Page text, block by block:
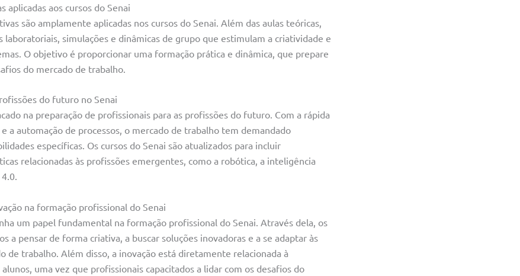
aplicadas aos cursos do Senai
são amplamente aplicadas nos cursos do Senai. Além das aulas teóricas,
laboratoriais, simulações e dinâmicas de grupo que estimulam a criatividade e
O objetivo é proporcionar uma formação prática e dinâmica, que prepare
do mercado de trabalho.
do futuro no Senai
na preparação de profissionais para as profissões do futuro. Com a rápida
a automação de processos, o mercado de trabalho tem demandado
específicas. Os cursos do Senai são atualizados para incluir
relacionadas às profissões emergentes, como a robótica, a inteligência
na formação profissional do Senai
um papel fundamental na formação profissional do Senai. Através dela, os
a pensar de forma criativa, a buscar soluções inovadoras e a se adaptar às
de trabalho. Além disso, a inovação está diretamente relacionada à
uma vez que profissionais capacitados a lidar com os desafios do